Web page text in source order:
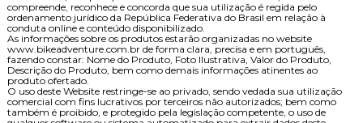
compreende, reconhece e concorda que sua utilização é regida pelo
ordenamento jurídico da República Federativa do Brasil em relação à
conduta online e conteúdo disponibilizado.
As informações sobre os produtos estarão organizadas no website
www.bikeadventure.com.br de forma clara, precisa e em português,
fazendo constar: Nome do Produto, Foto Ilustrativa, Valor do Produto,
Descrição do Produto, bem como demais informações atinentes ao
produto ofertado.
O uso deste Website restringe-se ao privado, sendo vedada sua utilização
comercial com fins lucrativos por terceiros não autorizados; bem como
também é proibido, e protegido pela legislação competente, o uso de